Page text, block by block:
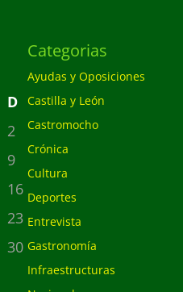
D
2
9
16
23
30
Categorias
Ayudas y Oposiciones
Castilla y León
Castromocho
Crónica
Cultura
Deportes
Entrevista
Gastronomía
Infraestructuras